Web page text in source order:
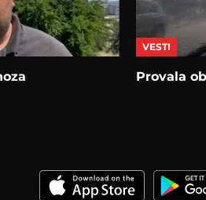
VESTI
Provala